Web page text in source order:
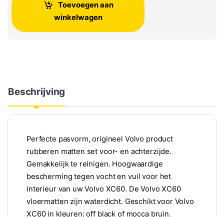
Toevoegen aan
winkelwagen
Beschrijving
Perfecte pasvorm, origineel Volvo product
rubberen matten set voor- en achterzijde.
Gemakkelijk te reinigen. Hoogwaardige
bescherming tegen vocht en vuil voor het
interieur van uw Volvo XC60. De Volvo XC60
vloermatten zijn waterdicht. Geschikt voor Volvo
XC60 in kleuren: off black of mocca bruin.